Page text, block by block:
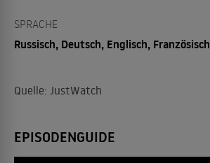
SPRACHE
Russisch, Deutsch, Englisch, Französisch
Quelle: JustWatch
EPISODENGUIDE